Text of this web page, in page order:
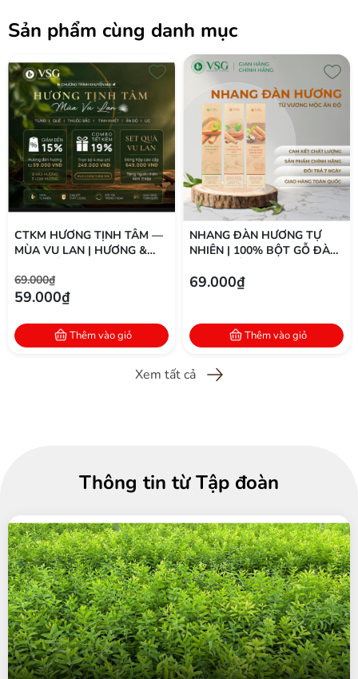
Sản phẩm cùng danh mục
CTKM HƯƠNG TỊNH TÂM —
MÙA VU LAN | HƯƠNG &
NGUYÊN CHẤT
69.000₫
59.000₫
Thêm vào giỏ
NHANG ĐÀN HƯƠNG TỰ
NHIÊN | 100% BỘT GỖ ĐÀN
HỢP THIỀN & THỜ CÚNG
69.000₫
Thêm vào giỏ
Xem tất cả
Thông tin từ Tập đoàn